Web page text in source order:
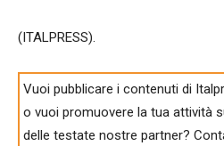
(ITALPRESS).
Vuoi pubblicare i contenuti di
o vuoi promuovere la tua attività
delle testate nostre partner?